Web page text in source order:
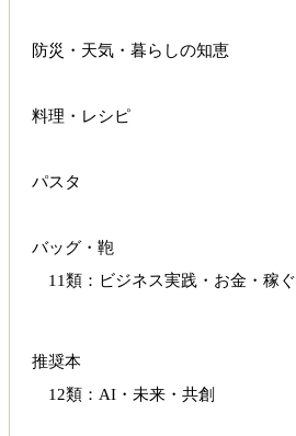
防災・天気・暮らしの知恵
料理・レシピ
パスタ
バッグ・鞄
11類：ビジネス実践・お金・稼ぐ
推奨本
12類：AI・未来・共創